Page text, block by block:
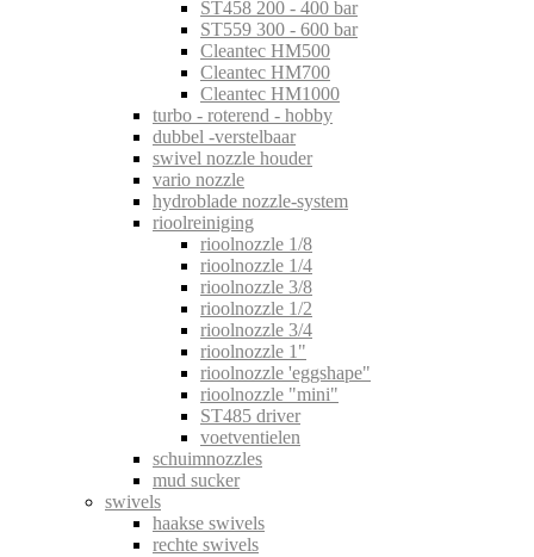
ST458 200 - 400 bar
ST559 300 - 600 bar
Cleantec HM500
Cleantec HM700
Cleantec HM1000
turbo - roterend - hobby
dubbel -verstelbaar
swivel nozzle houder
vario nozzle
hydroblade nozzle-system
rioolreiniging
rioolnozzle 1/8
rioolnozzle 1/4
rioolnozzle 3/8
rioolnozzle 1/2
rioolnozzle 3/4
rioolnozzle 1"
rioolnozzle 'eggshape"
rioolnozzle "mini"
ST485 driver
voetventielen
schuimnozzles
mud sucker
swivels
haakse swivels
rechte swivels